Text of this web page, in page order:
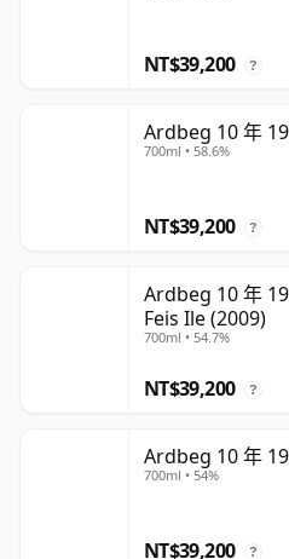
NT$39,200 ?
Ardbeg 10 年
700ml • 58.6%
NT$39,200 ?
Ardbeg 10 年
Feis Ile (2009)
700ml • 54.7%
NT$39,200 ?
Ardbeg 10 年
700ml • 54%
NT$39,200 ?